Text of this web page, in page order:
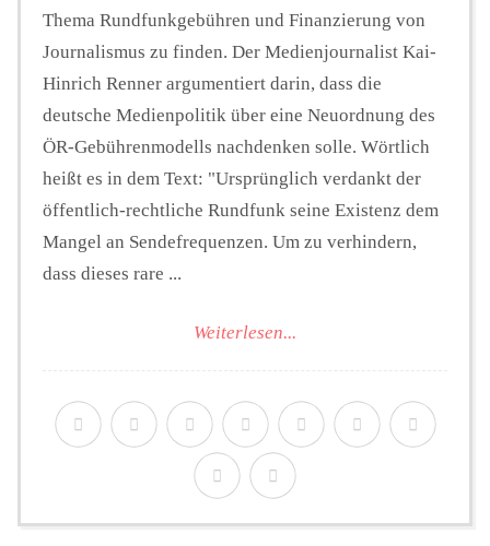
Thema Rundfunkgebühren und Finanzierung von
Journalismus zu finden. Der Medienjournalist Kai-
Hinrich Renner argumentiert darin, dass die
deutsche Medienpolitik über eine Neuordnung des
ÖR-Gebührenmodells nachdenken solle. Wörtlich
heißt es in dem Text: "Ursprünglich verdankt der
öffentlich-rechtliche Rundfunk seine Existenz dem
Mangel an Sendefrequenzen. Um zu verhindern,
dass dieses rare ...
Weiterlesen...